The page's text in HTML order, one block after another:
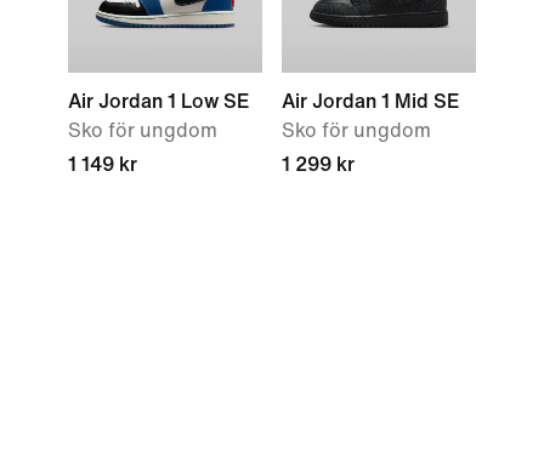
Air Jordan 1 Low SE
Sko för ungdom
1 149 kr
Air Jordan 1 Mid SE
Sko för ungdom
1 299 kr